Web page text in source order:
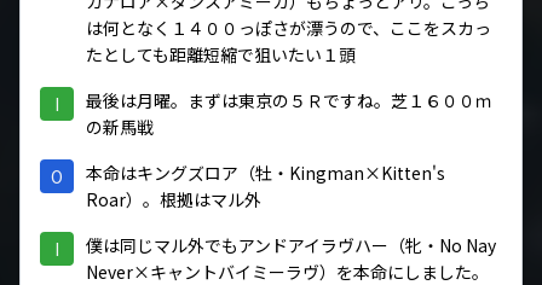
は何となく１４００っぽさが漂うので、ここをスカっ
たとしても距離短縮で狙いたい１頭
I
最後は月曜。まずは東京の５Ｒですね。芝１６００ｍ
の新馬戦
O
本命はキングズロア（牡・Kingman×Kitten's
Roar）。根拠はマル外
I
僕は同じマル外でもアンドアイラヴハー（牝・No Nay
Never×キャントバイミーラヴ）を本命にしました。